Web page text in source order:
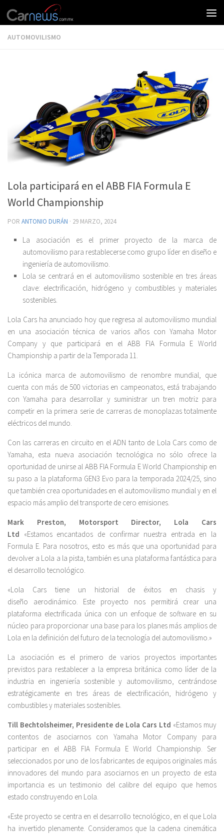
AUTOMOVILISMO
Lola participará en el ABB FIA Formula E
World Championship
POR ANTONIO DURÁN · 29 MARZO, 2024
La asociación es el primer proyecto de la marca de
automovilismo para restablecerse como grupo líder en diseño e
ingeniería de automovilismo.
Lola se centrará en el automovilismo sostenible en tres áreas
clave: electrificación, hidrógeno y combustibles y materiales
sostenibles.
Lola Cars ha anunciado hoy que regresa al automovilismo mundial
en una asociación técnica de varios años con Yamaha Motor
Company y que participará en el ABB FIA Formula E World
Championship a partir de la Temporada 11.
La icónica marca de automovilismo de renombre mundial, que
cuenta con más de 500 victorias en campeonatos, está trabajando
con Yamaha para desarrollar y suministrar un tren motriz para
competir en la primera serie de carreras de monoplazas totalmente
eléctricos del mundo.
Con las carreras en circuito en el ADN tanto de Lola Cars como de
Yamaha, esta nueva asociación tecnológica no sólo ofrece la
oportunidad de unirse al ABB FIA Formula E World Championship en
su paso a la plataforma GEN3 Evo para la temporada 2024/25, sino
que también crea oportunidades en el automovilismo mundial y en el
espacio más amplio del transporte de cero emisiones.
Mark Preston, Motorsport Director, Lola Cars
Ltd «Estamos encantados de confirmar nuestra entrada en la
Formula E. Para nosotros, esto es más que una oportunidad para
devolver a Lola a la pista, también es una plataforma fantástica para
el desarrollo tecnológico.
«Lola Cars tiene un historial de éxitos en chasis y
diseño aerodinámico. Este proyecto nos permitirá crear una
plataforma electrificada única con un enfoque de software en su
núcleo para proporcionar una base para los planes más amplios de
Lola en la definición del futuro de la tecnología del automovilismo.»
La asociación es el primero de varios proyectos importantes
previstos para restablecer a la empresa británica como líder de la
industria en ingeniería sostenible y automovilismo, centrándose
estratégicamente en tres áreas de electrificación, hidrógeno y
combustibles y materiales sostenibles.
Till Bechtolsheimer, Presidente de Lola Cars Ltd «Estamos muy
contentos de asociarnos con Yamaha Motor Company para
participar en el ABB FIA Formula E World Championship. Ser
seleccionados por uno de los fabricantes de equipos originales más
innovadores del mundo para asociarnos en un proyecto de esta
importancia es un testimonio del calibre del equipo que hemos
estado construyendo en Lola.
«Este proyecto se centra en el desarrollo tecnológico, en el que Lola
ha invertido plenamente. Consideramos que la cadena cinemática